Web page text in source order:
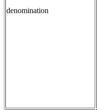
denomination